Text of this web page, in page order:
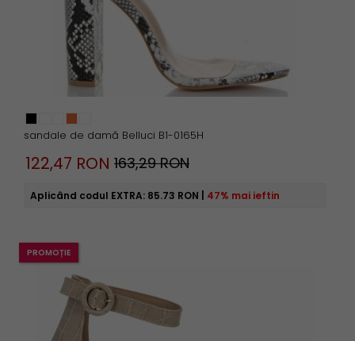
sandale de damă Belluci B1-0165H
122,47 RON 163,29 RON
Aplicând codul EXTRA: 85.73 RON 47% mai ieftin
PROMOȚIE